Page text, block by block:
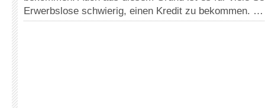
Erwerbslose schwierig, einen Kredit zu bekommen. …